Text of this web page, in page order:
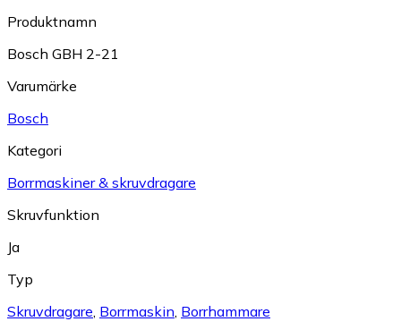
Produktnamn
Bosch GBH 2-21
Varumärke
Bosch
Kategori
Borrmaskiner & skruvdragare
Skruvfunktion
Ja
Typ
Skruvdragare, Borrmaskin, Borrhammare